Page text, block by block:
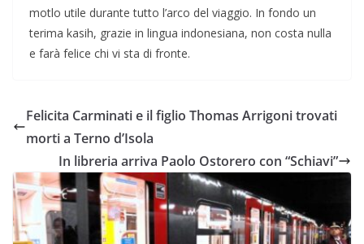
motlo utile durante tutto l’arco del viaggio. In fondo un
terima kasih, grazie in lingua indonesiana, non costa nulla
e farà felice chi vi sta di fronte.
Felicita Carminati e il figlio Thomas Arrigoni trovati
morti a Terno d’Isola
In libreria arriva Paolo Ostorero con “Schiavi”